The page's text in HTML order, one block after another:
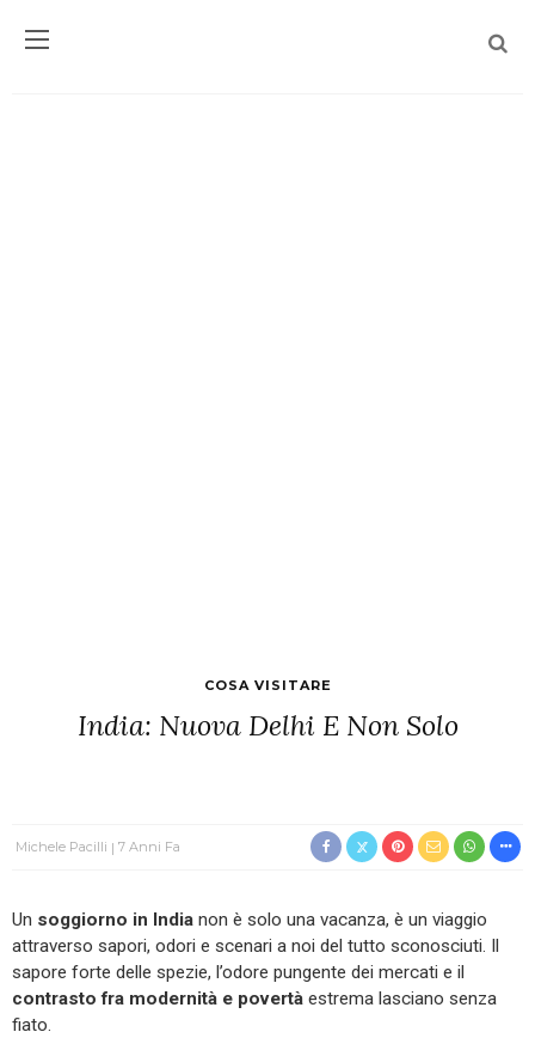
COSA VISITARE
India: Nuova Delhi E Non Solo
Michele Pacilli 7 Anni Fa
Un soggiorno in India non è solo una vacanza, è un viaggio
attraverso sapori, odori e scenari a noi del tutto sconosciuti. Il
sapore forte delle spezie, l’odore pungente dei mercati e il
contrasto fra modernità e povertà estrema lasciano senza
fiato.